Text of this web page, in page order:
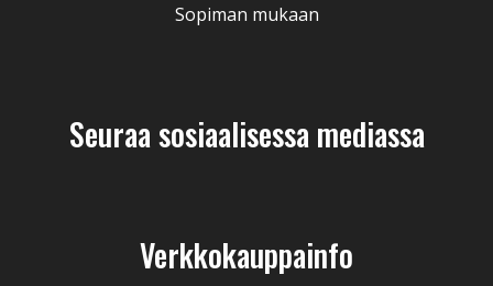
Sopiman mukaan
Seuraa sosiaalisessa mediassa
Verkkokauppainfo